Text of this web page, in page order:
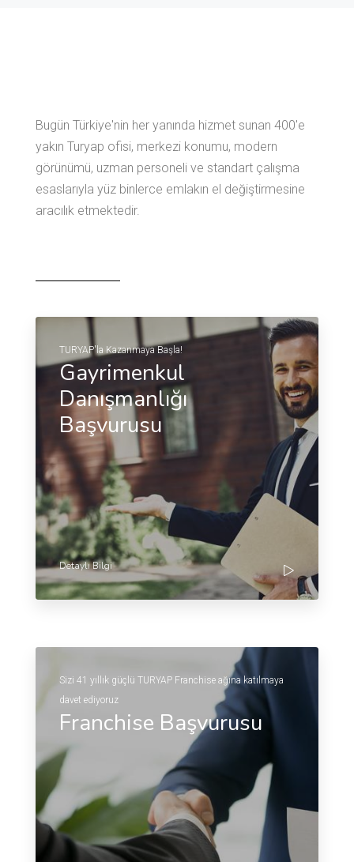
Bugün Türkiye'nin her yanında hizmet sunan 400'e
yakın Turyap ofisi, merkezi konumu, modern
görünümü, uzman personeli ve standart çalışma
esaslarıyla yüz binlerce emlakın el değiştirmesine
aracılık etmektedir.
TURYAP'la Kazanmaya Başla!
Gayrimenkul
Danışmanlığı
Başvurusu
Detaylı Bilgi
Sizi 41 yıllık güçlü TURYAP Franchise ağına katılmaya
davet ediyoruz
Franchise Başvurusu